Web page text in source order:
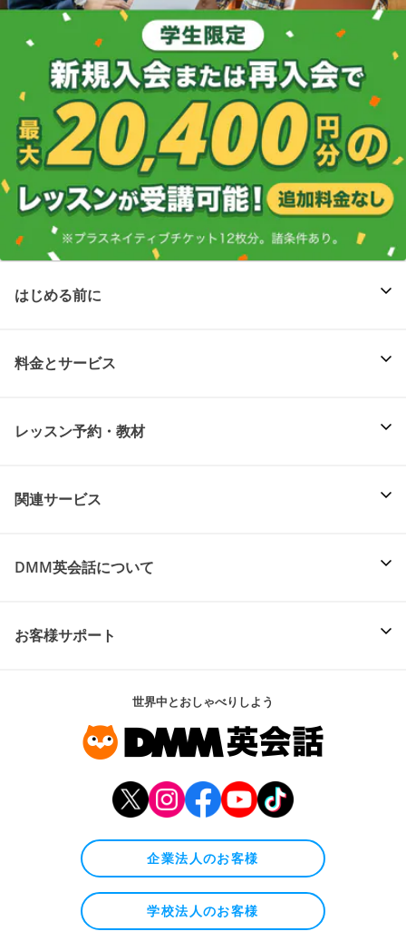
はじめる前に
料金とサービス
レッスン予約・教材
関連サービス
DMM英会話について
お客様サポート
世界中とおしゃべりしよう
企業法人のお客様
学校法人のお客様